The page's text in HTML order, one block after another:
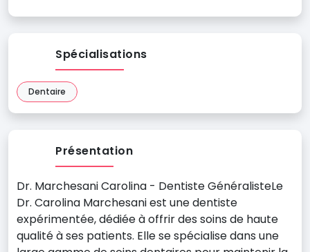
Spécialisations
Dentaire
Présentation
Dr. Marchesani Carolina - Dentiste GénéralisteLe
Dr. Carolina Marchesani est une dentiste
expérimentée, dédiée à offrir des soins de haute
qualité à ses patients. Elle se spécialise dans une